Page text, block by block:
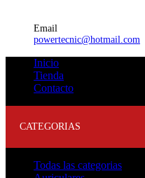
Email
powertecnic@hotmail.com
Inicio
Tienda
Contacto
CATEGORIAS
Todas las categorias